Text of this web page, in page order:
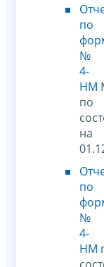
по
№
4-
НМ
по
на
по
№
4-
НМ